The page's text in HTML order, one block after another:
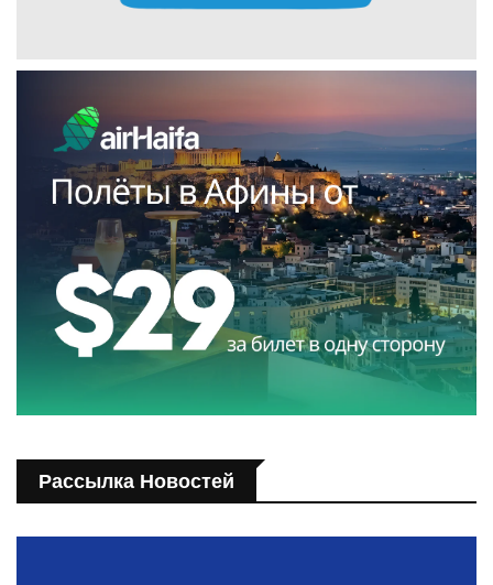
Рассылка Новостей